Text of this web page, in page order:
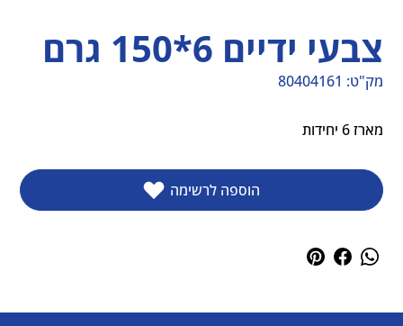
צבעי ידיים 6*150 גרם
מק"ט:
מק"ט
80404161
80404161
מארז 6 יחידות
הוספה לרשימה